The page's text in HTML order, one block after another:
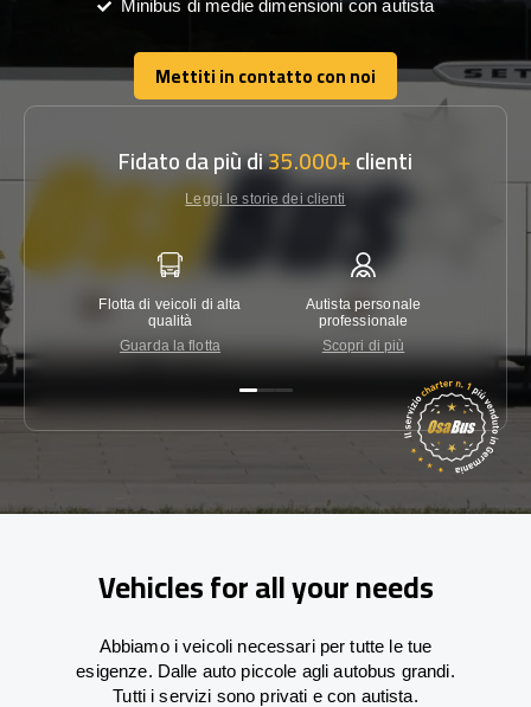
Minibus di medie dimensioni con autista
Mettiti in contatto con noi
Mettiti in contatto con noi
Fidato da più di35.000+clienti
Leggi le storie dei clienti
Flotta di veicoli di alta
qualità
Guarda la flotta
Autista personale
professionale
Scopri di più
Vehicles for all your needs
Abbiamo i veicoli necessari per tutte le tue
esigenze. Dalle auto piccole agli autobus grandi.
Tutti i servizi sono privati e con autista.